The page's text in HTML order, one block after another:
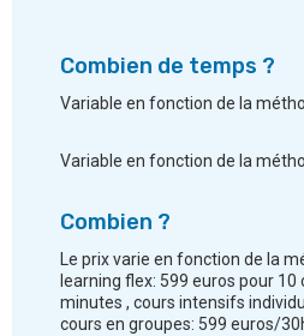
Combien de temps ?
Variable en fonction de la
Variable en fonction de la
Combien ?
Le prix varie en fonction de la
learning flex: 599 euros pour 10
minutes , cours intensifs
cours en groupes: 599 euros/